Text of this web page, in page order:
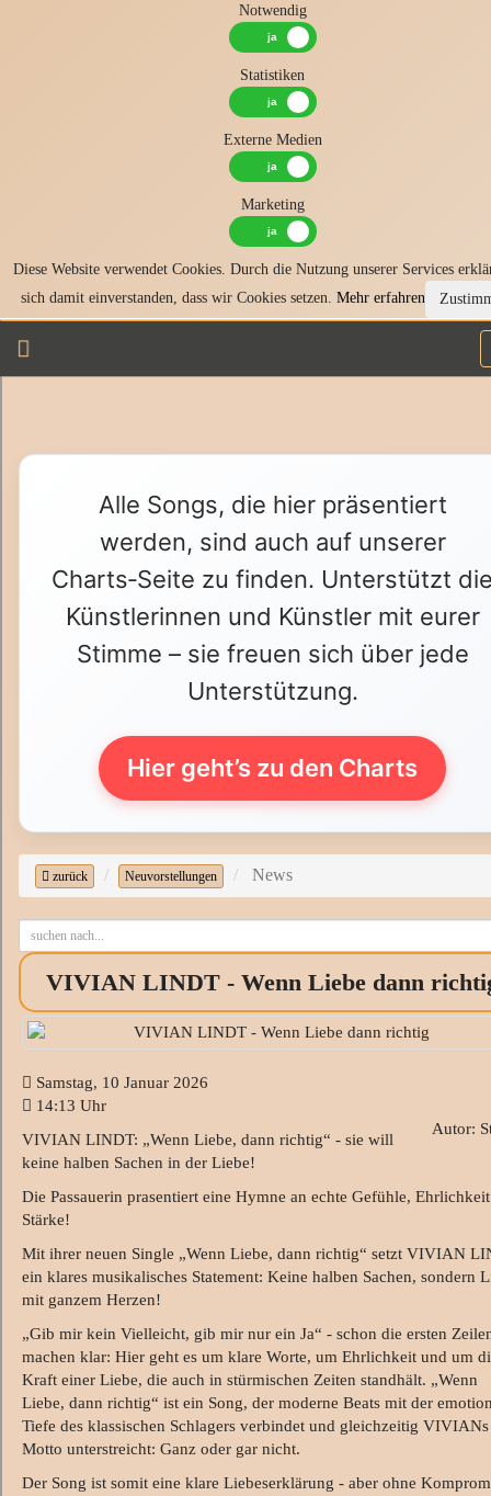
Notwendig
Statistiken
Externe Medien
Marketing
Diese Website verwendet Cookies. Durch die Nutzung unserer Services
sich damit einverstanden, dass wir Cookies setzen. Mehr erfahren
Alle Songs, die hier präsentiert
werden, sind auch auf unserer
Charts‑Seite zu finden. Unterstützt
Künstlerinnen und Künstler mit eurer
Stimme – sie freuen sich über jede
Unterstützung.
Hier geht’s zu den Charts
zurück Neuvorstellungen News
VIVIAN LINDT - Wenn Liebe dann
Samstag, 10 Januar 2026
14:13 Uhr
Autor:
VIVIAN LINDT: „Wenn Liebe, dann richtig“ - sie will
keine halben Sachen in der Liebe!
Die Passauerin prasentiert eine Hymne an echte Gefühle,
Stärke!
Mit ihrer neuen Single „Wenn Liebe, dann richtig“ setzt VIVIAN
ein klares musikalisches Statement: Keine halben Sachen, sondern
mit ganzem Herzen!
„Gib mir kein Vielleicht, gib mir nur ein Ja“ - schon die ersten
machen klar: Hier geht es um klare Worte, um Ehrlichkeit und um
Kraft einer Liebe, die auch in stürmischen Zeiten standhält. „Wenn
Liebe, dann richtig“ ist ein Song, der moderne Beats mit der
Tiefe des klassischen Schlagers verbindet und gleichzeitig VIVIANs
Motto unterstreicht: Ganz oder gar nicht.
Der Song ist somit eine klare Liebeserklärung - aber ohne